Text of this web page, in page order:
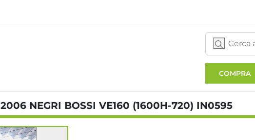
COMPRA
2006 NEGRI BOSSI VE160 (1600H-720) IN0595